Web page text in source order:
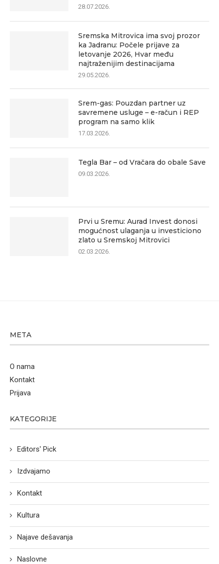
28.07.2026.
Sremska Mitrovica ima svoj prozor
ka Jadranu: Počele prijave za
letovanje 2026, Hvar među
najtraženijim destinacijama
29.05.2026.
Srem-gas: Pouzdan partner uz
savremene usluge – e-račun i REP
program na samo klik
17.03.2026.
Tegla Bar – od Vračara do obale Save
09.03.2026.
Prvi u Sremu: Aurad Invest donosi
mogućnost ulaganja u investiciono
zlato u Sremskoj Mitrovici
02.03.2026.
META
O nama
Kontakt
Prijava
KATEGORIJE
Editors' Pick
Izdvajamo
Kontakt
Kultura
Najave dešavanja
Naslovne